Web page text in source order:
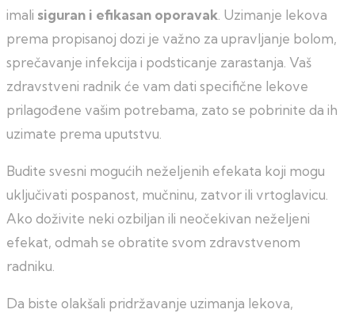
imali siguran i efikasan oporavak . Uzimanje lekova
prema propisanoj dozi je važno za upravljanje bolom,
sprečavanje infekcija i podsticanje zarastanja. Vaš
zdravstveni radnik će vam dati specifične lekove
prilagođene vašim potrebama, zato se pobrinite da ih
uzimate prema uputstvu.
Budite svesni mogućih neželjenih efekata koji mogu
uključivati pospanost, mučninu, zatvor ili vrtoglavicu.
Ako doživite neki ozbiljan ili neočekivan neželjeni
efekat, odmah se obratite svom zdravstvenom
radniku.
Da biste olakšali pridržavanje uzimanja lekova,